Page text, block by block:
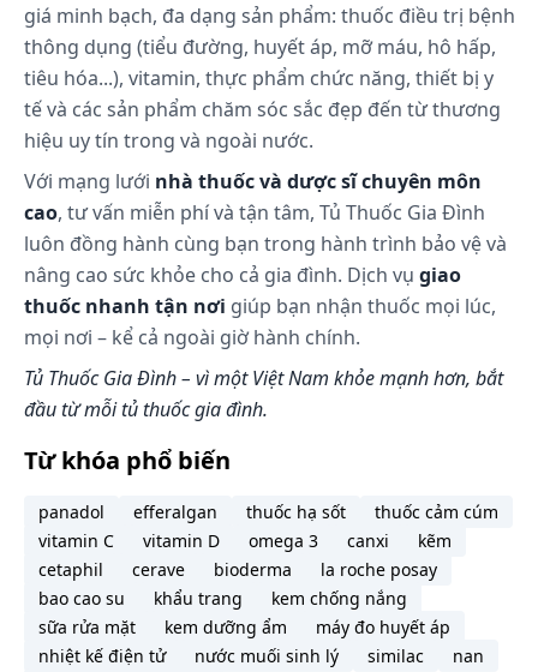
giá minh bạch, đa dạng sản phẩm: thuốc điều trị bệnh
thông dụng (tiểu đường, huyết áp, mỡ máu, hô hấp,
tiêu hóa...), vitamin, thực phẩm chức năng, thiết bị y
tế và các sản phẩm chăm sóc sắc đẹp đến từ thương
hiệu uy tín trong và ngoài nước.
Với mạng lưới nhà thuốc và dược sĩ chuyên môn
cao, tư vấn miễn phí và tận tâm, Tủ Thuốc Gia Đình
luôn đồng hành cùng bạn trong hành trình bảo vệ và
nâng cao sức khỏe cho cả gia đình. Dịch vụ giao
thuốc nhanh tận nơi giúp bạn nhận thuốc mọi lúc,
mọi nơi – kể cả ngoài giờ hành chính.
Tủ Thuốc Gia Đình – vì một Việt Nam khỏe mạnh hơn, bắt
đầu từ mỗi tủ thuốc gia đình.
Từ khóa phổ biến
panadol efferalgan thuốc hạ sốt
thuốc cảm cúm
vitamin C
vitamin D omega 3 canxi
kẽm
cetaphil
cerave bioderma
la roche posay
bao cao su
khẩu trang
kem chống nắng
sữa rửa mặt
kem dưỡng ẩm
máy đo huyết áp
nhiệt kế điện tử
nước muối sinh lý similac
nan